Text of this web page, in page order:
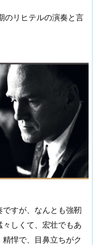
のリヒテルの演奏と言
すが、なんとも強靭
しくて、宏壮でもあ
悍で、目鼻立ちがク